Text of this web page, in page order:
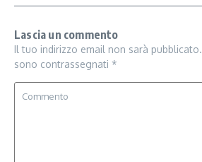
Lascia un commento
Il tuo indirizzo email non sarà pubblicato.
sono contrassegnati *